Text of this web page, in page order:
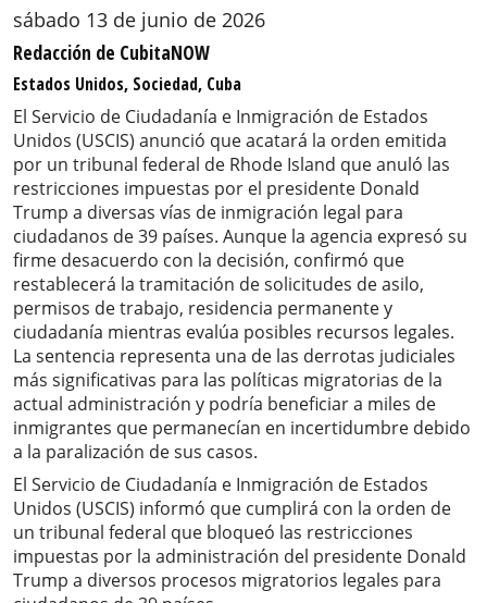
sábado 13 de junio de 2026
Redacción de CubitaNOW
Estados Unidos, Sociedad, Cuba
El Servicio de Ciudadanía e Inmigración de Estados
Unidos (USCIS) anunció que acatará la orden emitida
por un tribunal federal de Rhode Island que anuló las
restricciones impuestas por el presidente Donald
Trump a diversas vías de inmigración legal para
ciudadanos de 39 países. Aunque la agencia expresó su
firme desacuerdo con la decisión, confirmó que
restablecerá la tramitación de solicitudes de asilo,
permisos de trabajo, residencia permanente y
ciudadanía mientras evalúa posibles recursos legales.
La sentencia representa una de las derrotas judiciales
más significativas para las políticas migratorias de la
actual administración y podría beneficiar a miles de
inmigrantes que permanecían en incertidumbre debido
a la paralización de sus casos.
El Servicio de Ciudadanía e Inmigración de Estados
Unidos (USCIS) informó que cumplirá con la orden de
un tribunal federal que bloqueó las restricciones
impuestas por la administración del presidente Donald
Trump a diversos procesos migratorios legales para